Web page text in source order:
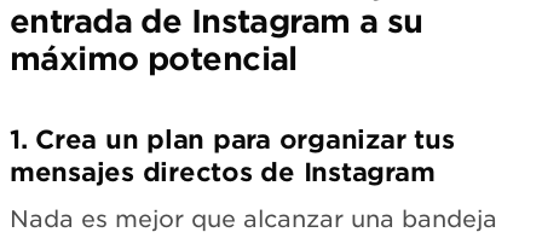
entrada de Instagram a su
máximo potencial
1. Crea un plan para organizar tus
mensajes directos de Instagram
Nada es mejor que alcanzar una bandeja